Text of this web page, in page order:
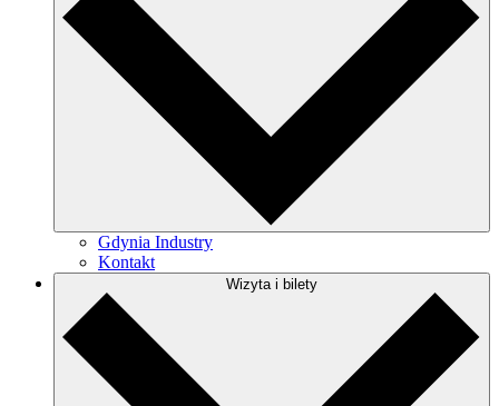
Gdynia Industry
Kontakt
Wizyta i bilety